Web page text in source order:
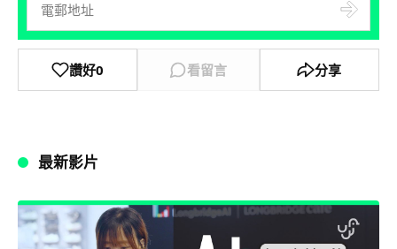
讚好0 看留言 分享
最新影片